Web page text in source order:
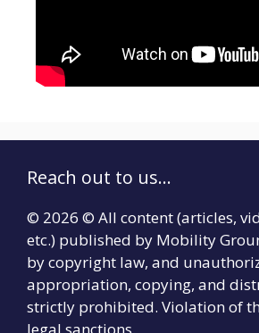
Reach out to us...
© 2026 © All content (articles,
etc.) published by Mobility
by copyright law, and
appropriation, copying, and
strictly prohibited. Violation of